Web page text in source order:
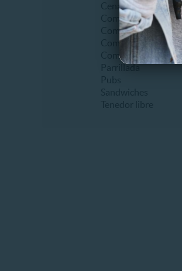
Cena romántica
Comida Italiana
Comida buffet
Comida criolla
Comida vegetariana
Parrillada
Pubs